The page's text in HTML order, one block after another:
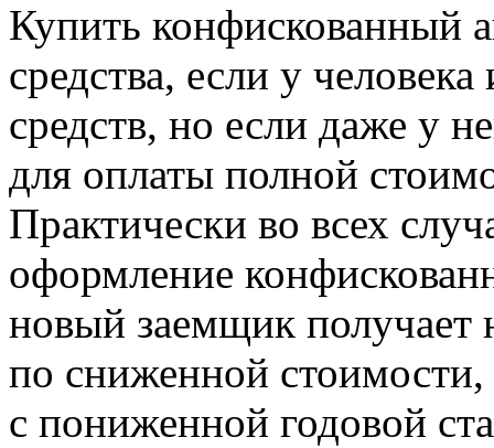
Купить конфискованный
средства, если у
средств, но если даже у
для оплаты полной
Практически во всех
оформление
новый заемщик
по сниженной
с пониженной годовой